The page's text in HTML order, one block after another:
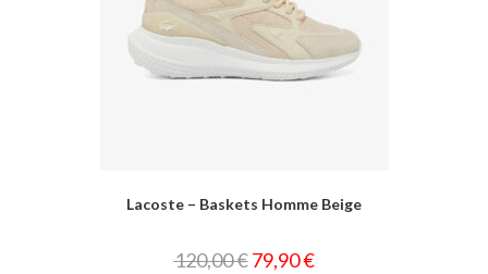
Lacoste – Baskets Homme Beige
120,00€ 79,90€